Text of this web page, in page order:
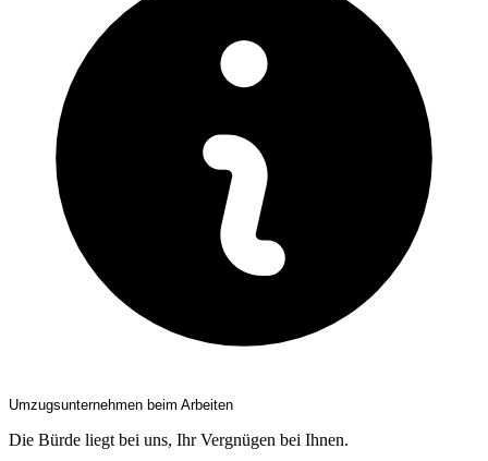
Umzugsunternehmen beim Arbeiten
Die Bürde liegt bei uns, Ihr Vergnügen bei Ihnen.